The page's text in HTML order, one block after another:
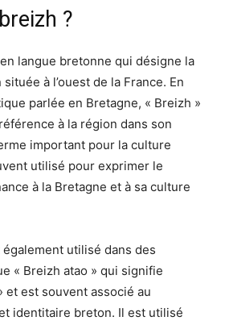
?
langue bretonne qui désigne la
à l’ouest de la France. En
parlée en Bretagne, « Breizh »
à la région dans son
important pour la culture
utilisé pour exprimer le
à la Bretagne et à sa culture
utilisé dans des
« Breizh atao » qui signifie
et est souvent associé au
identitaire breton. Il est utilisé